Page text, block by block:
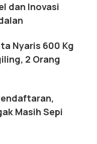
dan Inovasi
Nyaris 600 Kg
2 Orang
Masih Sepi